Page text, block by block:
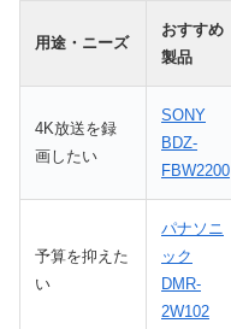
用途・ニーズ
おすすめ
製品
4K放送を録
画したい
SONY
BDZ-
FBW2200
予算を抑えた
い
パナソニ
ック
DMR-
2W102